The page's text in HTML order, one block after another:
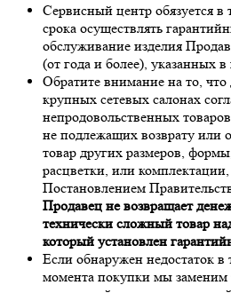
Сервисный центр обязуется в
срока осуществлять
обслуживание изделия
(от года и более), указанных
Обратите внимание на то,
крупных сетевых салонах
непродовольственных
не подлежащих возврату или
товар других размеров,
расцветки, или
Постановлением
Продавец не возвращает
технически сложный товар
который установлен
Если обнаружен недостаток в
момента покупки мы заменим